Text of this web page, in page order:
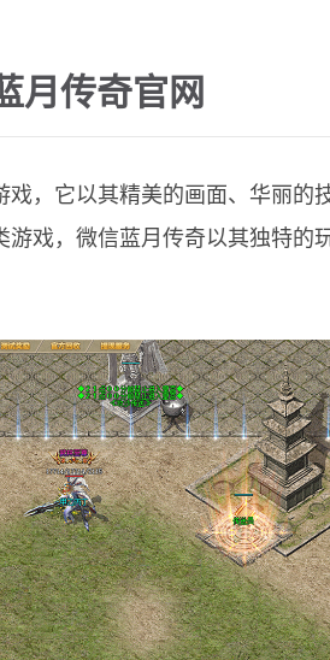
月传奇官网
，它以其精美的画面、华丽的
戏，微信蓝月传奇以其独特的